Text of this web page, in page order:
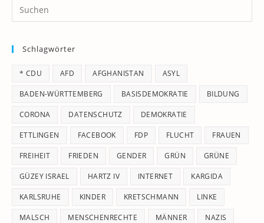
Schlagwörter
* CDU AFD AFGHANISTAN ASYL
BADEN-WÜRTTEMBERG BASISDEMOKRATIE BILDUNG
CORONA DATENSCHUTZ DEMOKRATIE
ETTLINGEN FACEBOOK FDP FLUCHT FRAUEN
FREIHEIT FRIEDEN GENDER GRÜN GRÜNE
GÜZEY ISRAEL HARTZ IV INTERNET KARGIDA
KARLSRUHE KINDER KRETSCHMANN LINKE
MALSCH MENSCHENRECHTE MÄNNER NAZIS